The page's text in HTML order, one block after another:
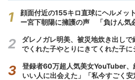
顔面付近の155キロ直球にヘルメッ
ー宮下朝陽に擁護の声 「負けん気
ダレノガレ明美、被災地炊き出し
でくれた子やとりにきてくれた子に
登録者60万超人気美女YouTuber
いい人に出会えた」「私今すごく安